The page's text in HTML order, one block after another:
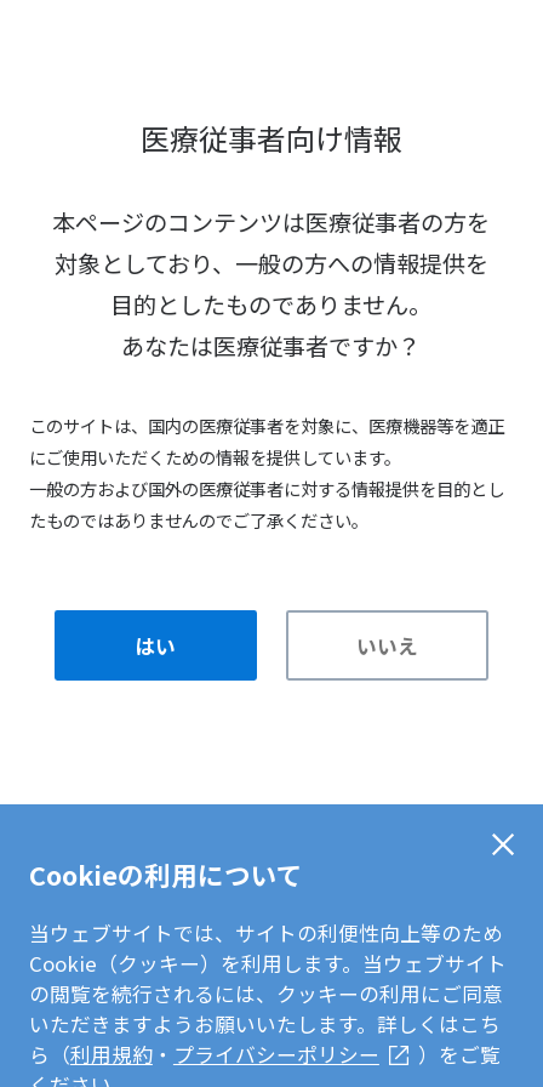
医療従事者向け情報
本ページのコンテンツは医療従事者の方を
対象としており、 一般の方への情報提供を
目的としたものでありません。
あなたは医療従事者ですか？
このサイトは、国内の医療従事者を対象に、医療機器等を適正
にご使用いただくための情報を提供しています。
一般の方および国外の医療従事者に対する情報提供を目的とし
たものではありませんのでご了承ください。
はい いいえ
Cookieの利用について
当ウェブサイトでは、サイトの利便性向上等のため
Cookie（クッキー）を利用します。当ウェブサイト
の閲覧を続行されるには、クッキーの利用にご同意
いただきますようお願いいたします。詳しくはこち
ら（利用規約・ プライバシーポリシー
）をご覧